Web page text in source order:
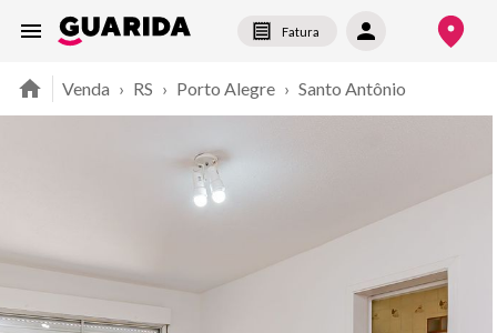
Fatura
Venda › RS › Porto Alegre › Santo Antônio